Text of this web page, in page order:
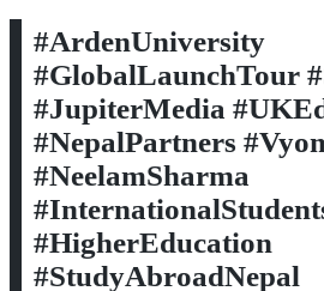
#ArdenUniversity
#GlobalLaunchTour
#JupiterMedia
#NepalPartners
#NeelamSharma
#HigherEducation
#StudyAbroadNepal